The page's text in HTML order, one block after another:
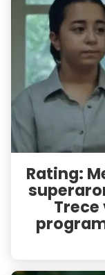
Rating: